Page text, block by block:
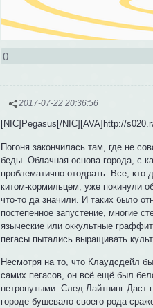
0
2017-07-22 20:36:56
[NIC]Pegasus[/NIC][AVA]http://
Погоня закончилась там, где не
беды. Облачная основа города, с
проблематично отодрать. Все,
китом-кормильцем, уже покинули
что-то да значили. И таких было
постепенное запустение, многие
языческие или оккультные
пегасы пытались выращивать
Несмотря на то, что Клаудсдейл
самих пегасов, он всё ещё был
нетронутыми. След Лайтнинг Даст
городе бушевало своего рода